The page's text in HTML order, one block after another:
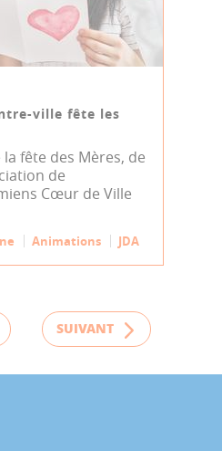
ville fête les
fête des Mères, de
de
Cœur de Ville
Animations JDA
SUIVANT